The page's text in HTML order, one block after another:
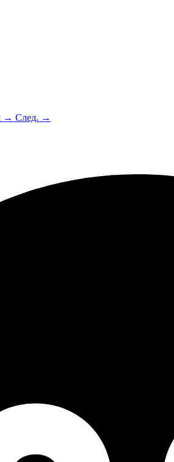
→ След. →